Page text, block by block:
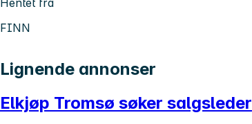
FINN
Lignende annonser
Elkjøp Tromsø søker salgsleder